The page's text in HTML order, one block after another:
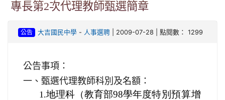
專長第2次代理教師甄選簡章
公告 大吉國民中學- 人事選聘| 2009-07-28 | 點閱數： 1299
公告事項：
一、甄選代理教師科別及名額：
1.地理科（教育部98學年度特別預算增